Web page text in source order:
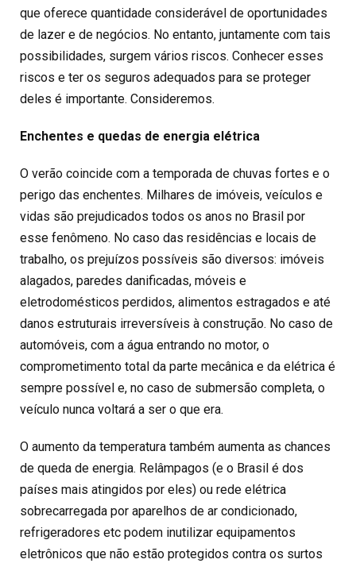
que oferece quantidade considerável de oportunidades
de lazer e de negócios. No entanto, juntamente com tais
possibilidades, surgem vários riscos. Conhecer esses
riscos e ter os seguros adequados para se proteger
deles é importante. Consideremos.
Enchentes e quedas de energia elétrica
O verão coincide com a temporada de chuvas fortes e o
perigo das enchentes. Milhares de imóveis, veículos e
vidas são prejudicados todos os anos no Brasil por
esse fenômeno. No caso das residências e locais de
trabalho, os prejuízos possíveis são diversos: imóveis
alagados, paredes danificadas, móveis e
eletrodomésticos perdidos, alimentos estragados e até
danos estruturais irreversíveis à construção. No caso de
automóveis, com a água entrando no motor, o
comprometimento total da parte mecânica e da elétrica é
sempre possível e, no caso de submersão completa, o
veículo nunca voltará a ser o que era.
O aumento da temperatura também aumenta as chances
de queda de energia. Relâmpagos (e o Brasil é dos
países mais atingidos por eles) ou rede elétrica
sobrecarregada por aparelhos de ar condicionado,
refrigeradores etc podem inutilizar equipamentos
eletrônicos que não estão protegidos contra os surtos